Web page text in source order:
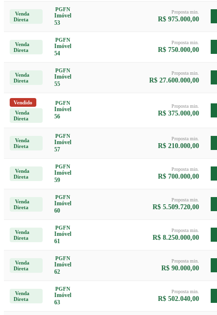
Venda
Direta
PGFN
Imóvel
53
Proposta min.
R$ 975.000,00
Venda
Direta
PGFN
Imóvel
54
Proposta min.
R$ 750.000,00
Venda
Direta
PGFN
Imóvel
55
Proposta min.
R$ 27.600.000,00
Vendido
Venda
Direta
PGFN
Imóvel
56
Proposta min.
R$ 375.000,00
Venda
Direta
PGFN
Imóvel
57
Proposta min.
R$ 210.000,00
Venda
Direta
PGFN
Imóvel
59
Proposta min.
R$ 700.000,00
Venda
Direta
PGFN
Imóvel
60
Proposta min.
R$ 5.509.720,00
Venda
Direta
PGFN
Imóvel
61
Proposta min.
R$ 8.250.000,00
Venda
Direta
PGFN
Imóvel
62
Proposta min.
R$ 90.000,00
Venda
Direta
PGFN
Imóvel
63
Proposta min.
R$ 502.040,00